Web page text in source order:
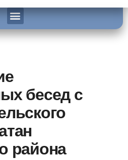
бесед с
района